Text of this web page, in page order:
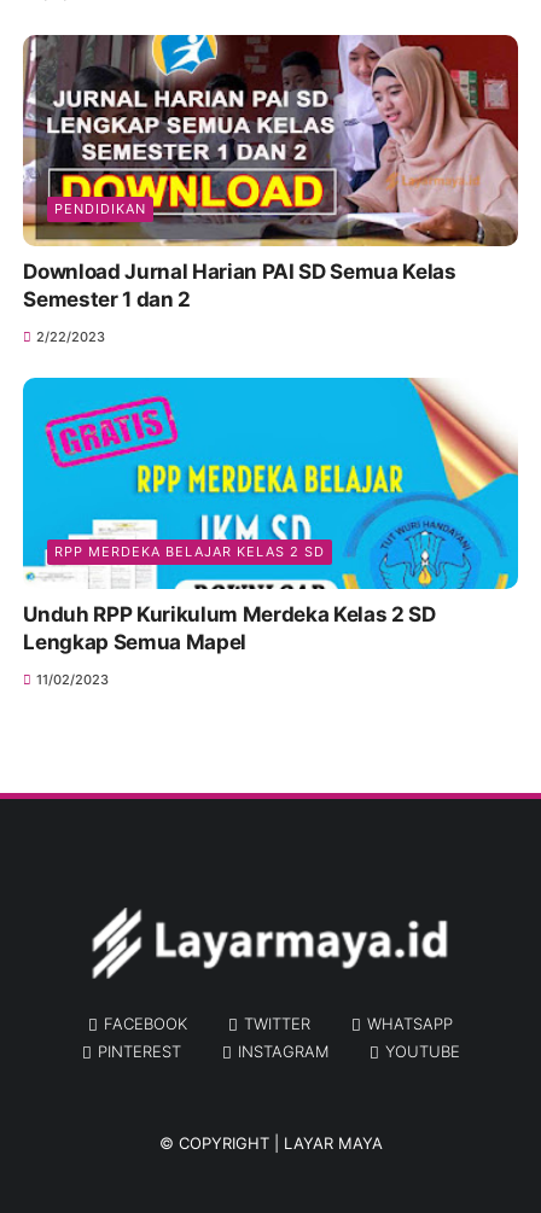
PENDIDIKAN
Download Jurnal Harian PAI SD Semua Kelas
Semester 1 dan 2
2/22/2023
RPP MERDEKA BELAJAR KELAS 2 SD
Unduh RPP Kurikulum Merdeka Kelas 2 SD
Lengkap Semua Mapel
11/02/2023
FACEBOOK TWITTER
WHATSAPP
PINTEREST
INSTAGRAM YOUTUBE
© COPYRIGHT | LAYAR MAYA